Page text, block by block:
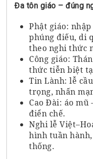
Đa tôn giáo – đúng
Phật giáo:
phúng điếu, di
theo nghi thức
Công giáo:
thức tiễn biệt
Tin Lành: lễ
trọng, nhấn
Cao Đài: áo mũ
điển chế.
Nghi lễ
hình tuần
thống.